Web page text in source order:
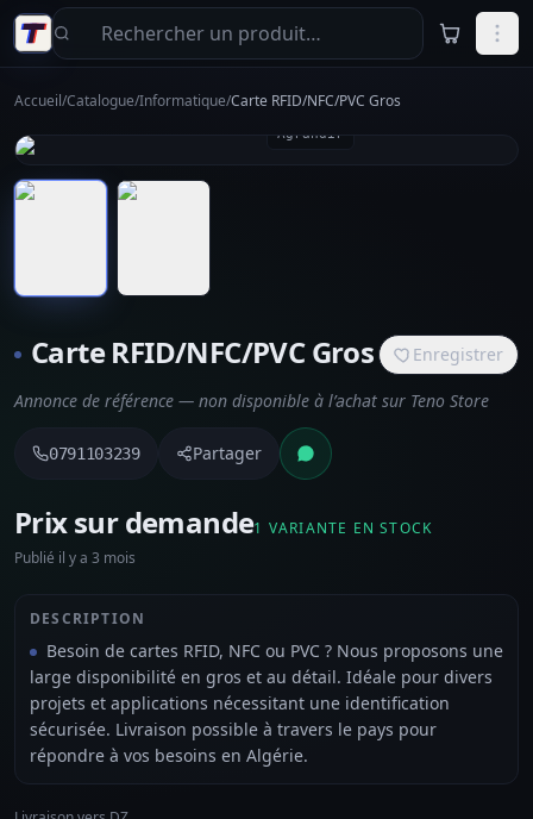
Aller au contenu principal
Accueil/Catalogue/Informatique/Carte RFID/NFC/PVC Gros
Agrandir
Carte RFID/NFC/PVC Gros Enregistrer
Annonce de référence — non disponible à l’achat sur Teno Store
0791103239 Partager
Prix sur demande1 VARIANTE EN STOCK
Publié il y a 3 mois
DESCRIPTION
Besoin de cartes RFID, NFC ou PVC ? Nous proposons une
large disponibilité en gros et au détail. Idéale pour divers
projets et applications nécessitant une identification
sécurisée. Livraison possible à travers le pays pour
répondre à vos besoins en Algérie.